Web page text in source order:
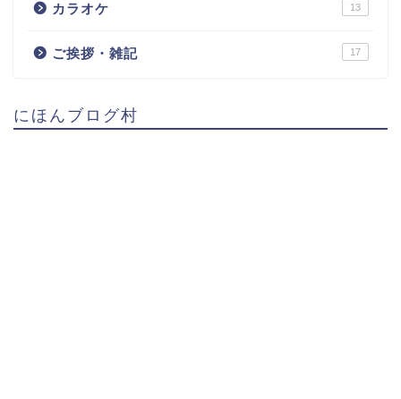
カラオケ 13
ご挨拶・雑記 17
にほんブログ村